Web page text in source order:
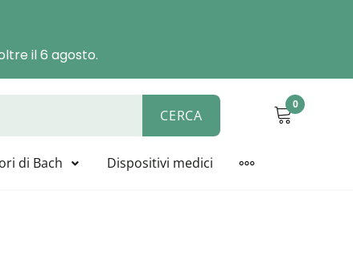
il 6 agosto.
BIOLINE, NOVACELL CERCA
0
di Bach Dispositivi medici MORE